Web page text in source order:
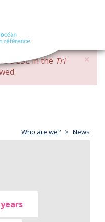
navigation
×
DESCin the Tri
Who are we? News
years